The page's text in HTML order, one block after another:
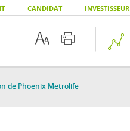
CANDIDAT INVESTISSEUR
de Phoenix Metrolife